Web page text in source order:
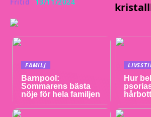
Fritid 13/11/2024
FAMILJ
Barnpool:
Sommarens bästa
nöje för hela familjen
Hur